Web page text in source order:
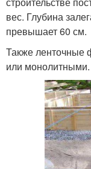
вес. Глубина
превышает 60 см.
Также
или монолитными.